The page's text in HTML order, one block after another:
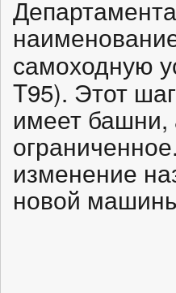
самоходную
T95). Этот
имеет башни,
изменение
новой